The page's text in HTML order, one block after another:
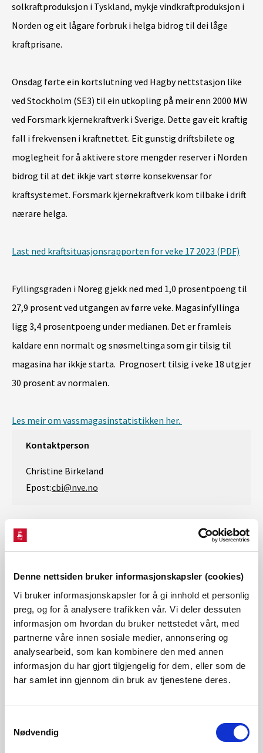
Denne nettsiden bruker informasjonskapsler (cookies)
Vi bruker informasjonskapsler for å gi innhold et personlig
preg, og for å analysere trafikken vår. Vi deler dessuten
informasjon om hvordan du bruker nettstedet vårt, med
partnerne våre innen sosiale medier, annonsering og
analysearbeid, som kan kombinere den med annen
informasjon du har gjort tilgjengelig for dem, eller som de
har samlet inn gjennom din bruk av tjenestene deres.
Nødvendig
solkraftproduksjon i Tyskland, mykje vindkraftproduksjon i
Norden og eit lågare forbruk i helga bidrog til dei låge
kraftprisane.
Onsdag førte ein kortslutning ved Hagby nettstasjon like
ved Stockholm (SE3) til ein utkopling på meir enn 2000 MW
ved Forsmark kjernekraftverk i Sverige. Dette gav eit kraftig
fall i frekvensen i kraftnettet. Eit gunstig driftsbilete og
moglegheit for å aktivere store mengder reserver i Norden
bidrog til at det ikkje vart større konsekvensar for
kraftsystemet. Forsmark kjernekraftverk kom tilbake i drift
nærare helga.
Last ned kraftsituasjonsrapporten for veke 17 2023 (PDF)
Fyllingsgraden i Noreg gjekk ned med 1,0 prosentpoeng til
27,9 prosent ved utgangen av førre veke. Magasinfyllinga
ligg 3,4 prosentpoeng under medianen. Det er framleis
kaldare enn normalt og snøsmeltinga som gir tilsig til
magasina har ikkje starta. Prognosert tilsig i veke 18 utgjer
30 prosent av normalen.
Les meir om vassmagasinstatistikken her.
Kontaktperson
Christine Birkeland
Epost:cbi@nve.no
Se også kvartalsrapport for kraftmarkedet
Magasinstatistikk
Hydrologiske data til